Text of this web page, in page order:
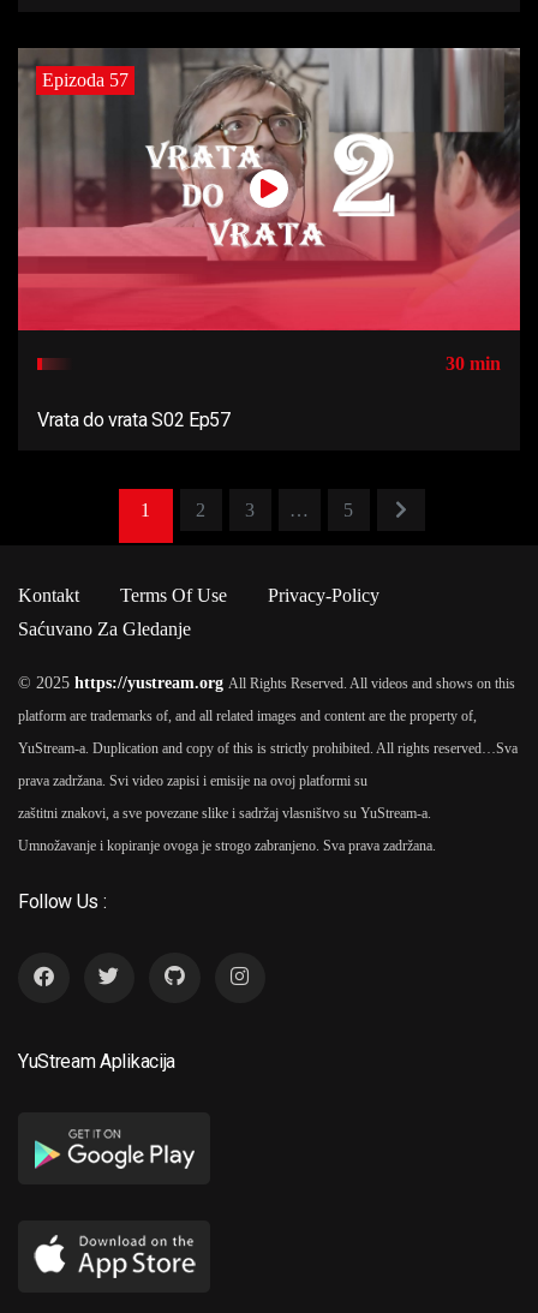
Epizoda 57
30 min
Vrata do vrata S02 Ep57
1 2 3 … 5
Kontakt Terms Of Use
Privacy-Policy
Saćuvano Za Gledanje
© 2025 https://yustream.org All Rights Reserved. All videos and shows on this
platform are trademarks of, and all related images and content are the property of,
YuStream-a. Duplication and copy of this is strictly prohibited. All rights reserved… Sva
prava zadržana. Svi video zapisi i emisije na ovoj platformi su
zaštitni znakovi, a sve povezane slike i sadržaj vlasništvo su YuStream-a.
Umnožavanje i kopiranje ovoga je strogo zabranjeno. Sva prava zadržana.
Follow Us :
YuStream Aplikacija